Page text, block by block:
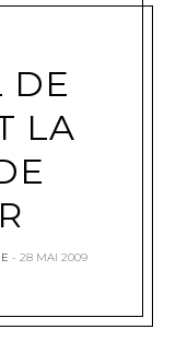
DE
LA
28 MAI 2009